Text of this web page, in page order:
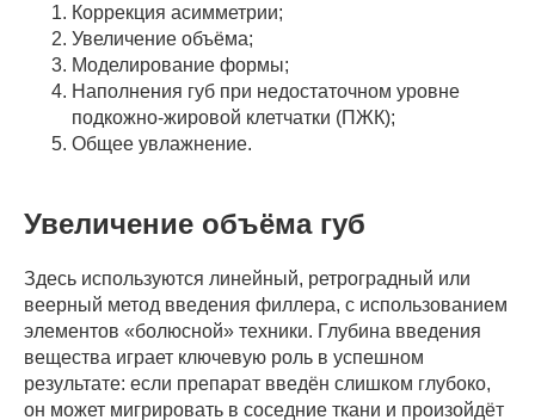
Коррекция асимметрии;
Увеличение объёма;
Моделирование формы;
Наполнения губ при недостаточном уровне
подкожно-жировой клетчатки (ПЖК);
Общее увлажнение.
Увеличение объёма губ
Здесь используются линейный, ретроградный или
веерный метод введения филлера, с использованием
элементов «болюсной» техники. Глубина введения
вещества играет ключевую роль в успешном
результате: если препарат введён слишком глубоко,
он может мигрировать в соседние ткани и произойдёт